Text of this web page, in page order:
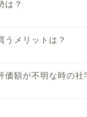
は？
うメリットは？
価額が不明な時の社